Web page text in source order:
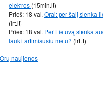
elektros (15min.lt)
Prieš: 18 val. Orai: per šalį slenka
(lrt.lt)
Prieš: 18 val. Per Lietuvą slenka
laukti artimiausiu metu? (lrt.lt)
Orų naujienos